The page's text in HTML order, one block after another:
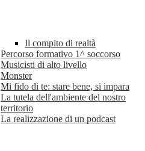
Il compito di realtà
Percorso formativo 1^ soccorso
Musicisti di alto livello
Monster
Mi fido di te: stare bene, si impara
La tutela dell'ambiente del nostro
territorio
La realizzazione di un podcast